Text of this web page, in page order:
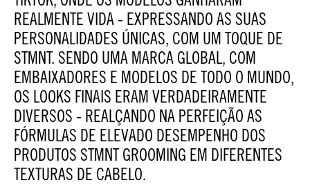
REALMENTE VIDA - EXPRESSANDO AS SUAS
PERSONALIDADES ÚNICAS, COM UM TOQUE DE
STMNT. SENDO UMA MARCA GLOBAL, COM
EMBAIXADORES E MODELOS DE TODO O MUNDO,
OS LOOKS FINAIS ERAM VERDADEIRAMENTE
DIVERSOS - REALÇANDO NA PERFEIÇÃO AS
FÓRMULAS DE ELEVADO DESEMPENHO DOS
PRODUTOS STMNT GROOMING EM DIFERENTES
TEXTURAS DE CABELO.